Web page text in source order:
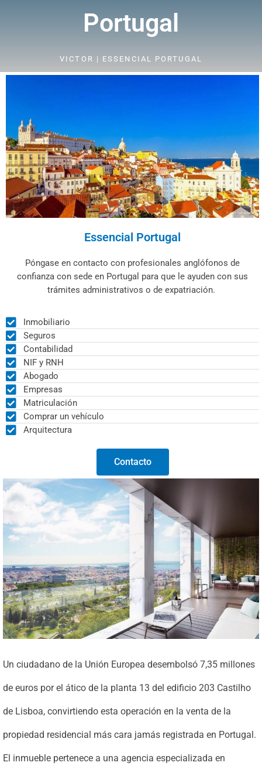
Portugal
VICTOR | ESSENCIAL PORTUGAL
Un ciudadano de la Unión Europea desembolsó 7,35 millones
de euros por el ático de la planta 13 del edificio 203 Castilho
de Lisboa, convirtiendo esta operación en la venta de la
propiedad residencial más cara jamás registrada en Portugal.
El inmueble pertenece a una agencia especializada en
Essencial Portugal
Póngase en contacto con profesionales anglófonos de
confianza con sede en Portugal para que le ayuden con sus
trámites administrativos o de expatriación.
Inmobiliario
Seguros
Contabilidad
NIF y RNH
Abogado
Empresas
Matriculación
Comprar un vehículo
Arquitectura
Contacto